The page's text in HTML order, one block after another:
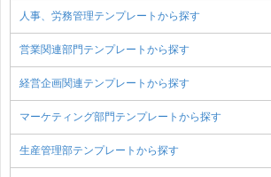
人事、労務管理テンプレートから探す
営業関連部門テンプレートから探す
経営企画関連テンプレートから探す
マーケティング部門テンプレートから探す
生産管理部テンプレートから探す